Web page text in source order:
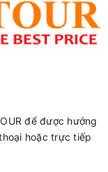
để được hướng
hoặc trực tiếp